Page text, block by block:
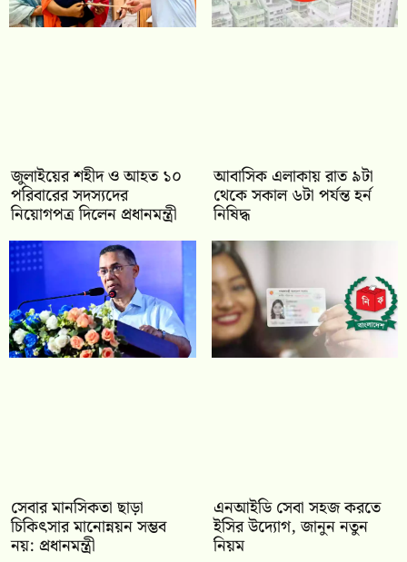
জুলাইয়ের শহীদ ও আহত ১০
পরিবারের সদস্যদের
নিয়োগপত্র দিলেন প্রধানমন্ত্রী
আবাসিক এলাকায় রাত ৯টা
থেকে সকাল ৬টা পর্যন্ত হর্ন
নিষিদ্ধ
সেবার মানসিকতা ছাড়া
চিকিৎসার মানোন্নয়ন সম্ভব
নয়: প্রধানমন্ত্রী
এনআইডি সেবা সহজ করতে
ইসির উদ্যোগ, জানুন নতুন
নিয়ম